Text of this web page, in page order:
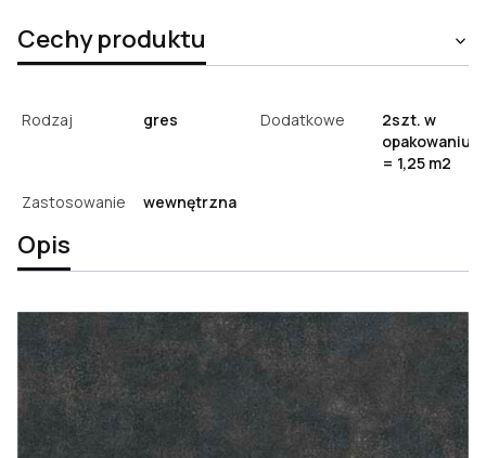
Cechy produktu
Rodzaj gres Dodatkowe
2szt. w
opakowaniu
= 1,25 m2
Zastosowanie
wewnętrzna
Opis